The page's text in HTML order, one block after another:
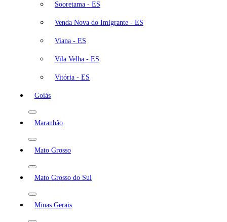
Sooretama - ES
Venda Nova do Imigrante - ES
Viana - ES
Vila Velha - ES
Vitória - ES
Goiás
Maranhão
Mato Grosso
Mato Grosso do Sul
Minas Gerais